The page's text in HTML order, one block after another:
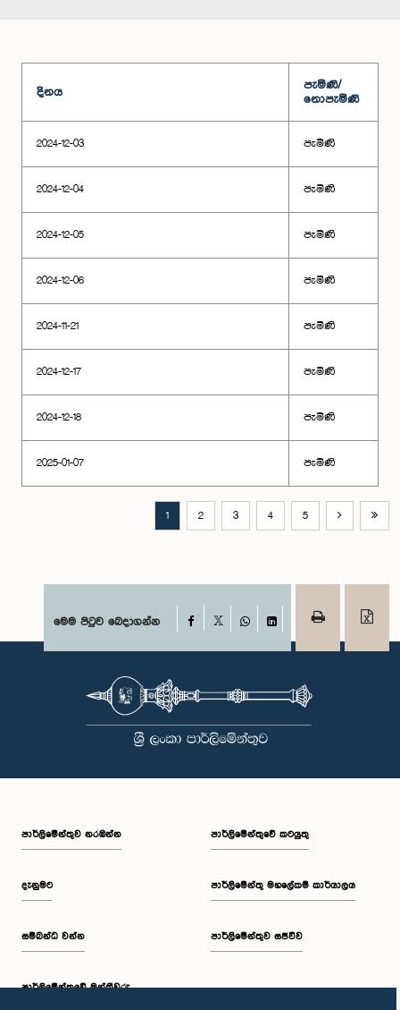
දිනය
පැමිණි/
නොපැමිණි
2024-12-03 පැමිණි
2024-12-04 පැමිණි
2024-12-05 පැමිණි
2024-12-06 පැමිණි
2024-11-21 පැමිණි
2024-12-17 පැමිණි
2024-12-18 පැමිණි
2025-01-07 පැමිණි
1 2 3 4 5
මෙම පිටුව බෙදාගන්න Facebook
WhatsAppLinkedIn
පාර්ලි‌මේන්තුව නරඹන්න
දැනුමට
සම්බන්ධ වන්න
පාර්ලි‌මේන්තුවේ මන්ත්‍රීවරු
පාර්ලිමේන්තුවේ කටයුතු
පාර්ලිමේන්තු මහලේකම් කාර්යාලය
පාර්ලිමේන්තුව සජීවීව